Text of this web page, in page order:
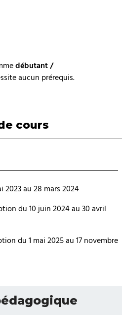
débutant /
aucun prérequis.
cours
2023 au 28 mars 2024
du 10 juin 2024 au 30 avril
du 1 mai 2025 au 17 novembre